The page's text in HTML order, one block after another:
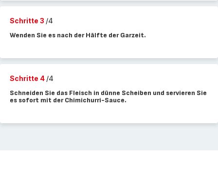
Schritte 3 /4
Wenden Sie es nach der Hälfte der Garzeit.
Schritte 4 /4
Schneiden Sie das Fleisch in dünne Scheiben und servieren Sie
es sofort mit der Chimichurri-Sauce.